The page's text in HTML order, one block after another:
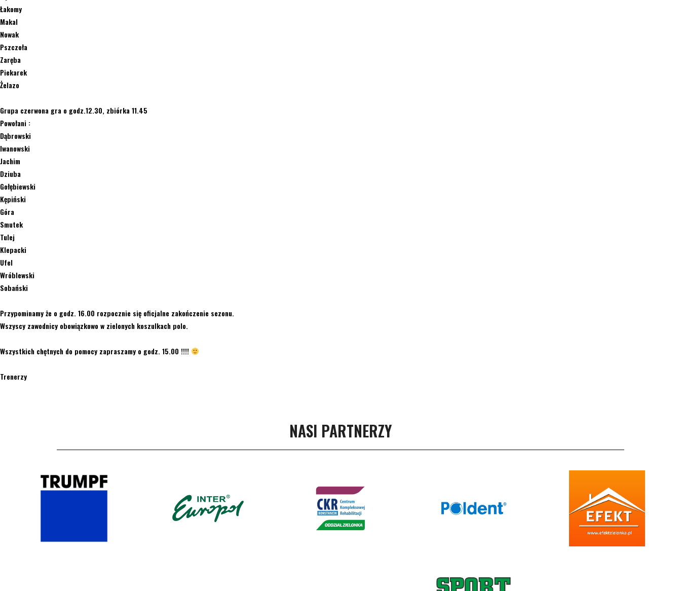
Łakomy
Makal
Nowak
Pszczoła
Zaręba
Piekarek
Żelazo
Grupa czerwona gra o godz.12.30, zbiórka 11.45
Powołani :
Dąbrowski
Iwanowski
Jachim
Dziuba
Gołębiewski
Kępiński
Góra
Smutek
Tulej
Klepacki
Ufel
Wróblewski
Sobański
Przypominamy że o godz. 16.00 rozpocznie się oficjalne zakończenie sezonu.
Wszyscy zawodnicy obowiązkowo w zielonych koszulkach polo.
Wszystkich chętnych do pomocy zapraszamy o godz. 15.00 !!!!
Trenerzy
NASI PARTNERZY